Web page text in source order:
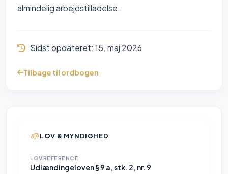
almindelig arbejdstilladelse.
Sidst opdateret: 15. maj 2026
Tilbage til ordbogen
LOV & MYNDIGHED
LOVREFERENCE
Udlændingeloven § 9 a, stk. 2, nr. 9